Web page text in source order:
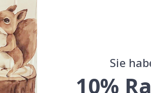
Sie
10%